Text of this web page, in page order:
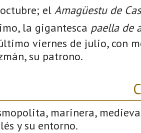
el Amagüestu de
la gigantesca paella de
viernes de julio, con
su patrono.
marinera,
y su entorno.